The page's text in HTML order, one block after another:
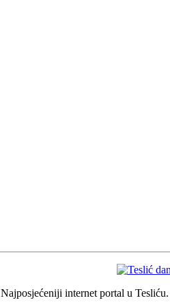
Najposjećeniji internet portal u